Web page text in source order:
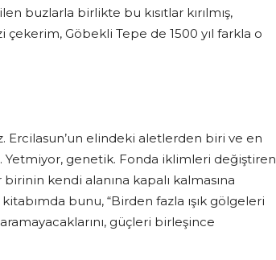
buzlarla birlikte bu kısıtlar kırılmış,
Göbekli Tepe de 1500 yıl farkla o
Ercilasun’un elindeki aletlerden biri ve en
genetik. Fonda iklimleri değiştiren
kendi alanına kapalı kalmasına
bunu, “Birden fazla ışık gölgeleri
güçleri birleşince